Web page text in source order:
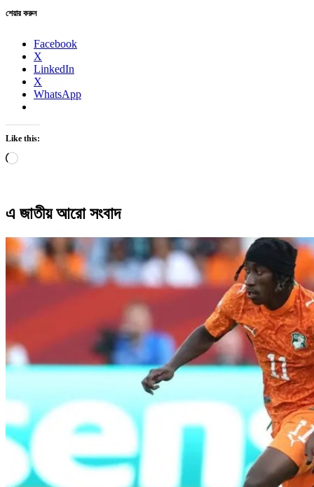
শেয়ার করুন
Facebook
X
LinkedIn
X
WhatsApp
Like this:
Loading…
এ জাতীয় আরো সংবাদ